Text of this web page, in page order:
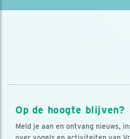
Op de hoogte blijven?
Meld je aan en ontvang nieuws,